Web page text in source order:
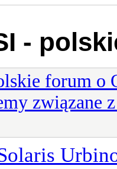
-
forum o
związane